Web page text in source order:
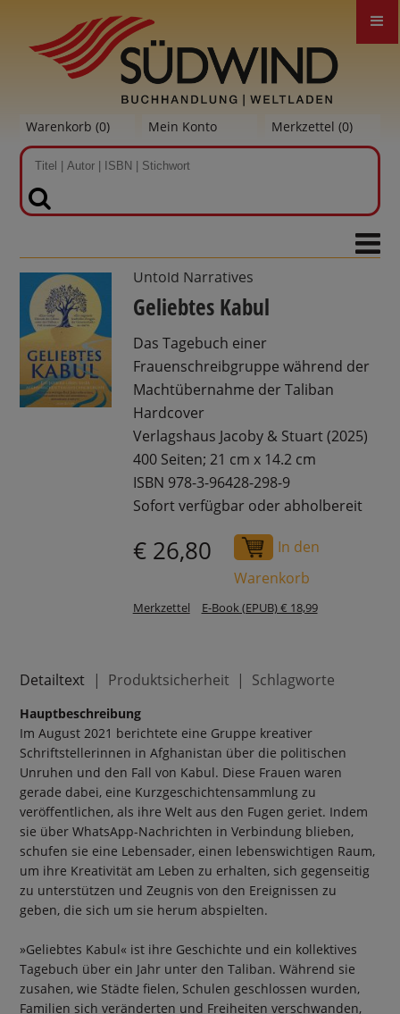
Warenkorb (0) Mein Konto Merkzettel (0)
Untold Narratives
Geliebtes Kabul
Das Tagebuch einer
Frauenschreibgruppe während der
Machtübernahme der Taliban
Hardcover
Verlagshaus Jacoby & Stuart (2025)
400 Seiten; 21 cm x 14.2 cm
ISBN 978-3-96428-298-9
Sofort verfügbar oder abholbereit
€ 26,80
In den
Warenkorb
Merkzettel E-Book (EPUB) € 18,99
Detailtext Produktsicherheit Schlagworte
Hauptbeschreibung
Im August 2021 berichtete eine Gruppe kreativer
Schriftstellerinnen in Afghanistan über die politischen
Unruhen und den Fall von Kabul. Diese Frauen waren
gerade dabei, eine Kurzgeschichtensammlung zu
veröffentlichen, als ihre Welt aus den Fugen geriet. Indem
sie über WhatsApp-Nachrichten in Verbindung blieben,
schufen sie eine Lebensader, einen lebenswichtigen Raum,
um ihre Kreativität am Leben zu erhalten, sich gegenseitig
zu unterstützen und Zeugnis von den Ereignissen zu
geben, die sich um sie herum abspielten.
»Geliebtes Kabul« ist ihre Geschichte und ein kollektives
Tagebuch über ein Jahr unter den Taliban. Während sie
zusahen, wie Städte fielen, Schulen geschlossen wurden,
Familien sich veränderten und Freiheiten verschwanden,